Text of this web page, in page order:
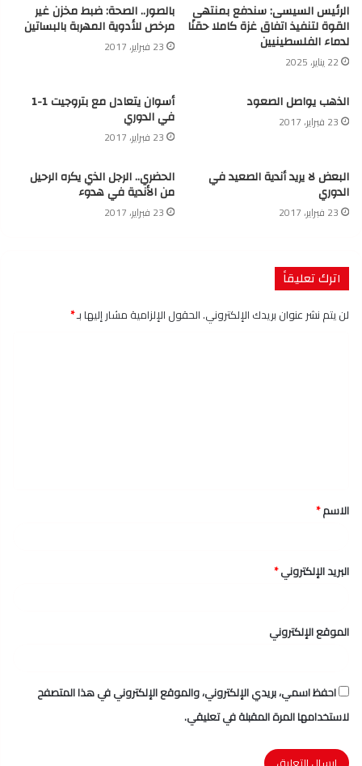
الرئيس السيسى: سندفع بمنتهى
القوة لتنفيذ اتفاق غزة كاملا حقنًا
لدماء الفلسطينيين
22 يناير، 2025
بالصور.. الصحة: ضبط مخزن غير
مرخص للأدوية المهربة بالبساتين
23 فبراير، 2017
الذهب يواصل الصعود
23 فبراير، 2017
أسوان يتعادل مع بتروجيت 1-1
في الدوري
23 فبراير، 2017
البعض لا يريد أندية الصعيد في
الدوري
23 فبراير، 2017
الحضري.. الرجل الذي يكره الرحيل
من الأندية في هدوء
23 فبراير، 2017
اترك تعليقاً
لن يتم نشر عنوان بريدك الإلكتروني.الحقول الإلزامية مشار إليها بـ*
*
الاسم*
البريد الإلكتروني*
الموقع الإلكتروني
احفظ اسمي، بريدي الإلكتروني، والموقع الإلكتروني في هذا المتصفح
لاستخدامها المرة المقبلة في تعليقي.